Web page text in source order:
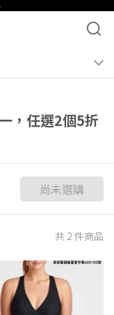
，任選2個5折
尚未選購
共 2 件商品